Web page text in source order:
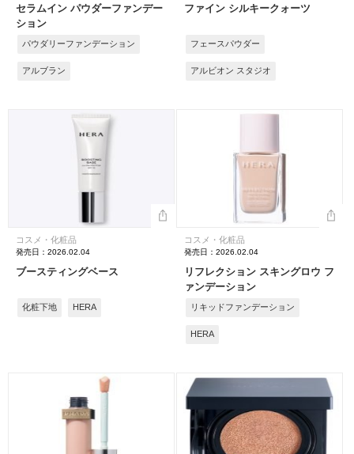
セラムイン パウダーファンデー
ション
パウダリーファンデーション
アルブラン
ファイン シルキークォーツ
フェースパウダー
アルビオン スタジオ
コスメ・化粧品
発売日：2026.02.04
ブースティングベース
化粧下地 HERA
コスメ・化粧品
発売日：2026.02.04
リフレクション スキングロウ フ
ァンデーション
リキッドファンデーション
HERA